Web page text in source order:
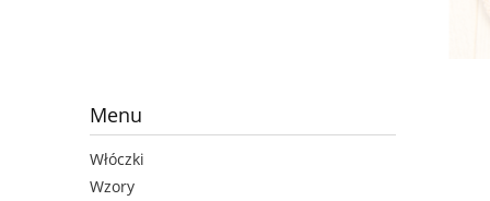
Menu
Włóczki
Wzory